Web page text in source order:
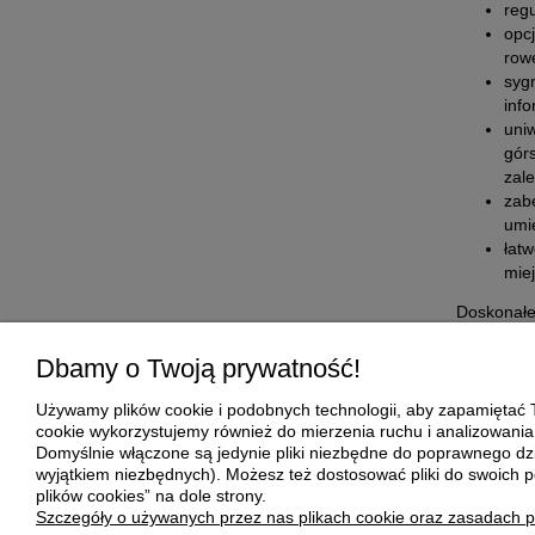
POMOC
Regulamin
MOJE KONTO
Dbamy o Twoją prywatność!
Używamy plików cookie i podobnych technologii, aby
cookie wykorzystujemy również do mierzenia ruchu i
Domyślnie włączone są jedynie pliki niezbędne do poprawnego
wyjątkiem niezbędnych). Możesz też dostosować pliki do swoich
plików cookies” na dole strony.
Szczegóły o używanych przez nas plikach cookie oraz